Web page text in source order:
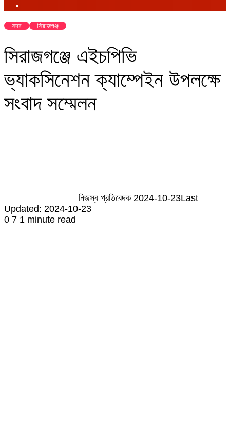
সদর সিরাজগঞ্জ
সিরাজগঞ্জে এইচপিভি
ভ্যাকসিনেশন ক্যাম্পেইন উপলক্ষে
সংবাদ সম্মেলন
নিজস্ব প্রতিবেদক 2024-10-23Last
Updated: 2024-10-23
0 7 1 minute read